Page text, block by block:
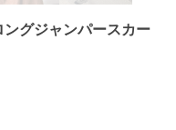
グジャンパースカー